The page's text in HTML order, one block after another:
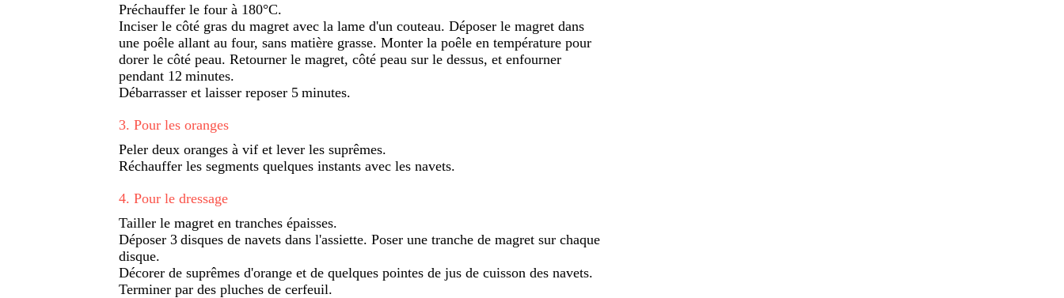
Préchauffer le four à 180°C.
Inciser le côté gras du magret avec la lame d'un couteau. Déposer le magret dans
une poêle allant au four, sans matière grasse. Monter la poêle en température pour
dorer le côté peau. Retourner le magret, côté peau sur le dessus, et enfourner
pendant 12 minutes.
Débarrasser et laisser reposer 5 minutes.
3. Pour les oranges
Peler deux oranges à vif et lever les suprêmes.
Réchauffer les segments quelques instants avec les navets.
4. Pour le dressage
Tailler le magret en tranches épaisses.
Déposer 3 disques de navets dans l'assiette. Poser une tranche de magret sur chaque
disque.
Décorer de suprêmes d'orange et de quelques pointes de jus de cuisson des navets.
Terminer par des pluches de cerfeuil.